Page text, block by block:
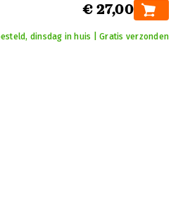
€ 27,00
dinsdag in huis | Gratis verzonden